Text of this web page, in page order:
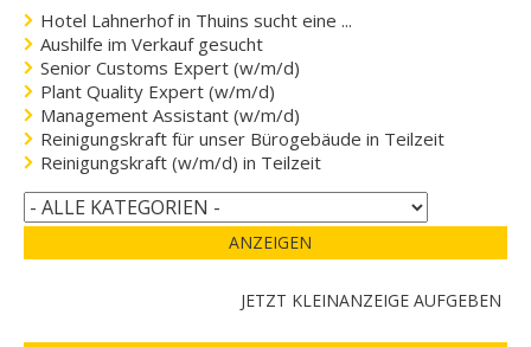
Hotel Lahnerhof in Thuins sucht eine ...
Aushilfe im Verkauf gesucht
Senior Customs Expert (w/m/d)
Plant Quality Expert (w/m/d)
Management Assistant (w/m/d)
Reinigungskraft für unser Bürogebäude in Teilzeit
Reinigungskraft (w/m/d) in Teilzeit
ANZEIGEN
JETZT KLEINANZEIGE AUFGEBEN